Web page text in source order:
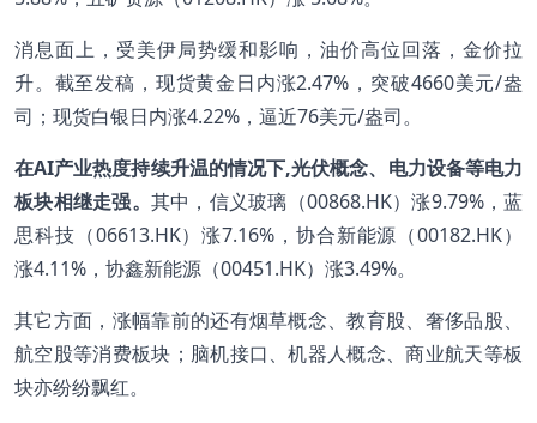
消息面上，受美伊局势缓和影响，油价高位回落，金价拉
升。截至发稿，现货黄金日内涨2.47%，突破4660美元/盎
司；现货白银日内涨4.22%，逼近76美元/盎司。
在AI产业热度持续升温的情况下,光伏概念、电力设备等电力
板块相继走强。 其中，信义玻璃（00868.HK）涨9.79%，蓝
思科技（06613.HK）涨7.16%，协合新能源（00182.HK）
涨4.11%，协鑫新能源（00451.HK）涨3.49%。
其它方面，涨幅靠前的还有烟草概念、教育股、奢侈品股、
航空股等消费板块；脑机接口、机器人概念、商业航天等板
块亦纷纷飘红。